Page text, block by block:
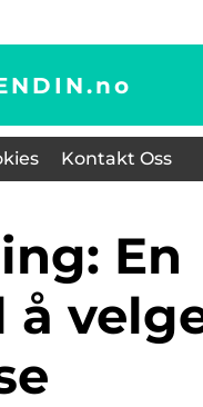
no
Kontakt Oss